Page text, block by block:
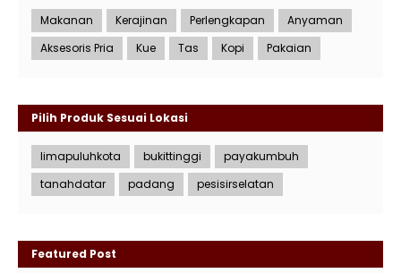
Makanan Kerajinan Perlengkapan
Anyaman
Aksesoris Pria
Kue Tas Kopi Pakaian
Pilih Produk Sesuai Lokasi
limapuluhkota bukittinggi
payakumbuh
tanahdatar
padang pesisirselatan
Featured Post